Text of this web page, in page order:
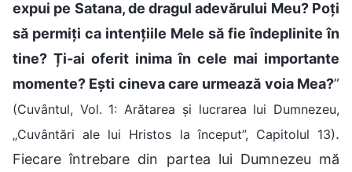
expui pe Satana, de dragul adevărului Meu? Poți
să permiți ca intențiile Mele să fie îndeplinite în
tine? Ți-ai oferit inima în cele mai importante
momente? Ești cineva care urmează voia Mea?”
(Cuvântul, Vol. 1: Arătarea și lucrarea lui Dumnezeu,
„Cuvântări ale lui Hristos la început”, Capitolul 13).
Fiecare întrebare din partea lui Dumnezeu mă